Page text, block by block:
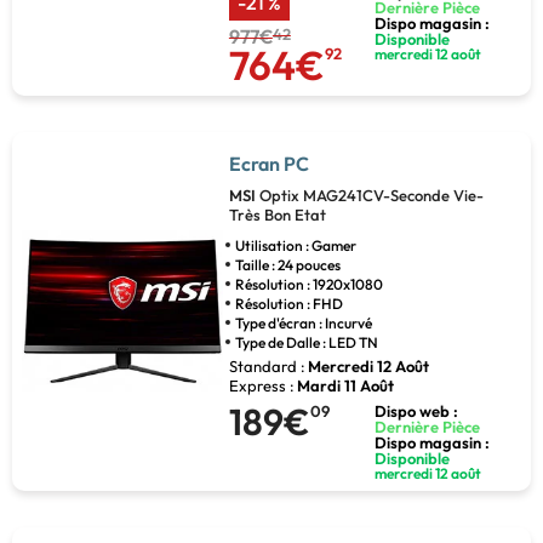
977€42
764€92
Dernière Pièce
Dispo magasin :
Disponible
mercredi 12 août
Ecran PC
MSI Optix MAG241CV-Seconde Vie-
Très Bon Etat
Utilisation : Gamer
Taille : 24 pouces
Résolution : 1920x1080
Résolution : FHD
Type d'écran : Incurvé
Type de Dalle : LED TN
Standard : Mercredi 12 Août
Express : Mardi 11 Août
189€09
Dispo web :
Dernière Pièce
Dispo magasin :
Disponible
mercredi 12 août